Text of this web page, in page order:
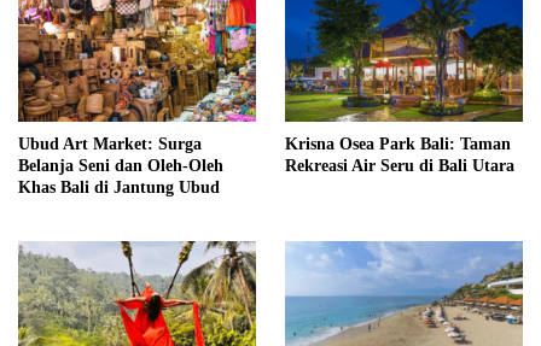
Ubud Art Market: Surga
Belanja Seni dan Oleh-Oleh
Khas Bali di Jantung Ubud
Krisna Osea Park Bali: Taman
Rekreasi Air Seru di Bali Utara